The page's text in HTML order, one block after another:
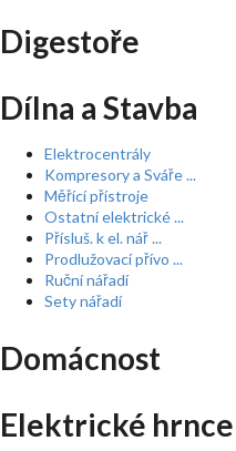
Digestoře
Dílna a Stavba
Elektrocentrály
Kompresory a Sváře ...
Měřící přístroje
Ostatní elektrické ...
Přísluš. k el. nář ...
Prodlužovací přívo ...
Ruční nářadí
Sety nářadí
Domácnost
Elektrické hrnce